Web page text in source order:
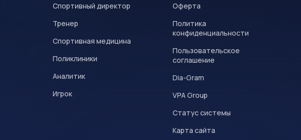
Спортивный директор
Тренер
Спортивная медицина
Поликлиники
Аналитик
Игрок
Оферта
Политика
конфиденциальности
Пользовательское
соглашение
Dia-Gram
VPA Group
Статус системы
Карта сайта